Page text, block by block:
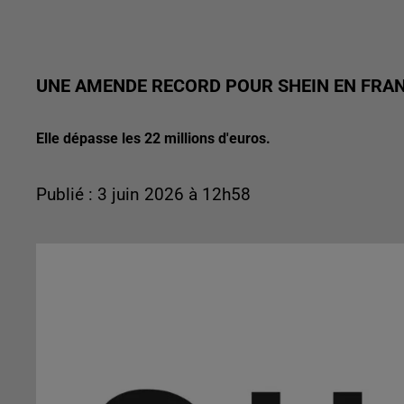
UNE AMENDE RECORD POUR SHEIN EN
Elle dépasse les 22 millions d'euros.
Publié : 3 juin 2026 à 12h58